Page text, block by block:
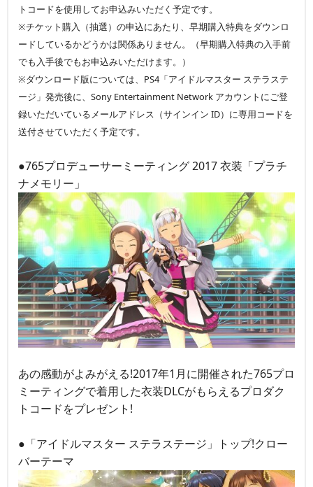
トコードを使用してお申込みいただく予定です。
※チケット購入（抽選）の申込にあたり、早期購入特典をダウンロ
ードしているかどうかは関係ありません。（早期購入特典の入手前
でも入手後でもお申込みいただけます。）
※ダウンロード版については、PS4「アイドルマスター ステラステ
ージ」発売後に、Sony Entertainment Network アカウントにご登
録いただいているメールアドレス（サインイン ID）に専用コードを
送付させていただく予定です。
●765プロデューサーミーティング 2017 衣装「プラチ
ナメモリー」
あの感動がよみがえる!2017年1月に開催された765プロ
ミーティングで着用した衣装DLCがもらえるプロダク
トコードをプレゼント!
●「アイドルマスター ステラステージ」トップ!クロー
バーテーマ